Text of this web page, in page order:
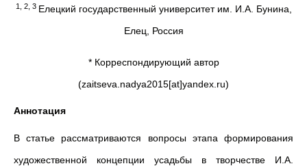
1, 2, 3 Елецкий государственный университет им. И.А. Бунина,
Елец, Россия
* Корреспондирующий автор
(zaitseva.nadya2015[at]yandex.ru)
Аннотация
В статье рассматриваются вопросы этапа формирования
художественной концепции усадьбы в творчестве И.А.